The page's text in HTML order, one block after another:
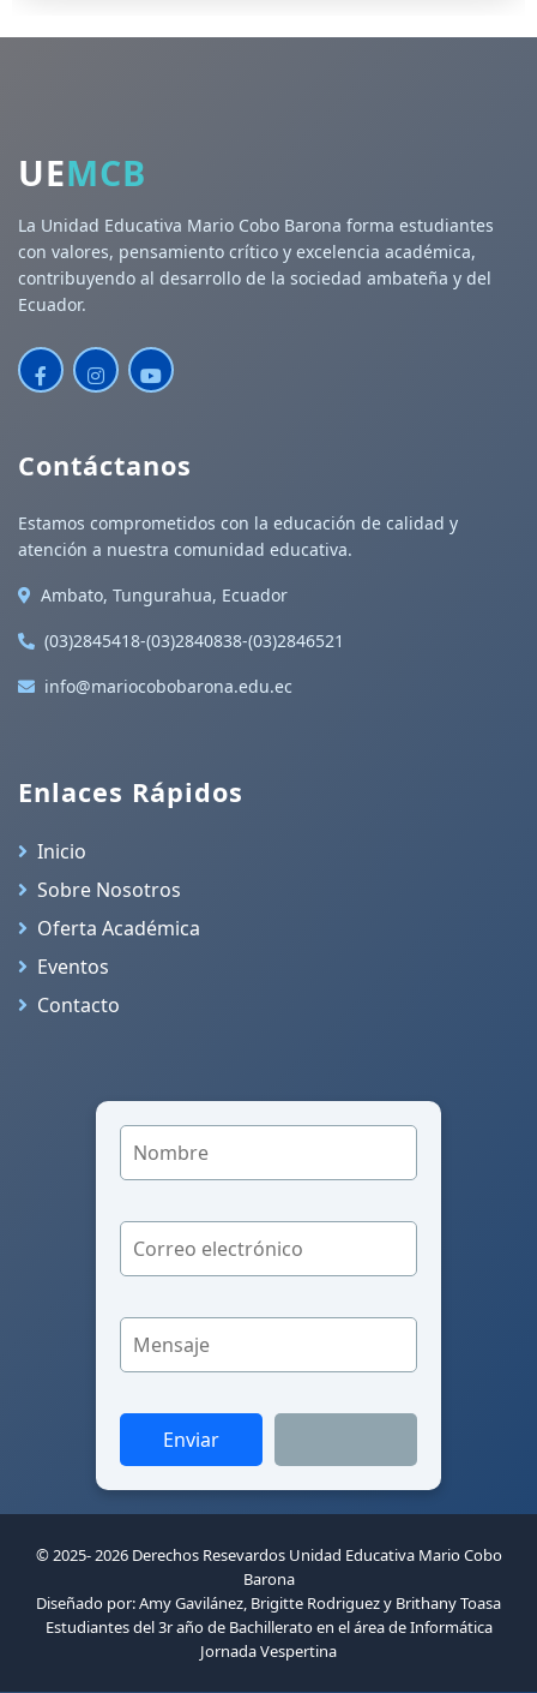
UEMCB
La Unidad Educativa Mario Cobo Barona forma estudiantes
con valores, pensamiento crítico y excelencia académica,
contribuyendo al desarrollo de la sociedad ambateña y del
Ecuador.
Contáctanos
Estamos comprometidos con la educación de calidad y
atención a nuestra comunidad educativa.
Ambato, Tungurahua, Ecuador
(03)2845418-(03)2840838-(03)2846521
info@mariocobobarona.edu.ec
Enlaces Rápidos
Inicio
Sobre Nosotros
Oferta Académica
Eventos
Contacto
© 2025- 2026 Derechos Resevardos Unidad Educativa Mario Cobo
Barona
Diseñado por: Amy Gavilánez, Brigitte Rodriguez y Brithany Toasa
Estudiantes del 3r año de Bachillerato en el área de Informática
Jornada Vespertina